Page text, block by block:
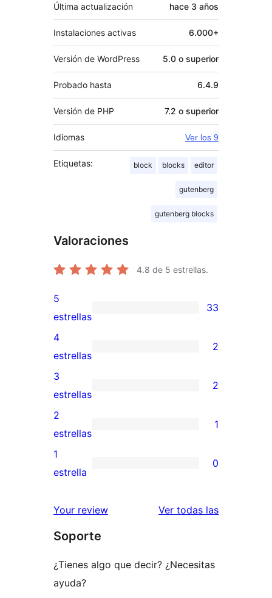
Última actualización hace 3 años
Instalaciones activas 6.000+
Versión de WordPress 5.0 o superior
Probado hasta 6.4.9
Versión de PHP 7.2 o superior
Idiomas Ver los 9
Etiquetas: block blocks editor
gutenberg
gutenberg blocks
Valoraciones
4.8 de 5 estrellas.
33
valoraciones
de
5
estrellas
5
estrellas
33
2
valoraciones
de
4
estrellas
4
estrellas
2
2
valoraciones
de
3
estrellas
3
estrellas
2
1
valoración
de
estrellas
2
estrellas
1
0
de
estrellas
1
estrella
0
Your review Ver todas las
Soporte
¿Tienes algo que decir? ¿Necesitas
ayuda?